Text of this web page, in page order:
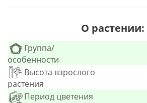
О растении:
Группа/
особенности
Высота взрослого
растения
Период цветения